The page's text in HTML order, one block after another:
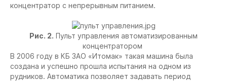
концентратор с непрерывным питанием.
Рис. 2. Пульт управления автоматизированным
концентратором
В 2006 году в КБ ЗАО «Итомак» такая машина была
создана и успешно прошла испытания на одном из
рудников. Автоматика позволяет задавать период